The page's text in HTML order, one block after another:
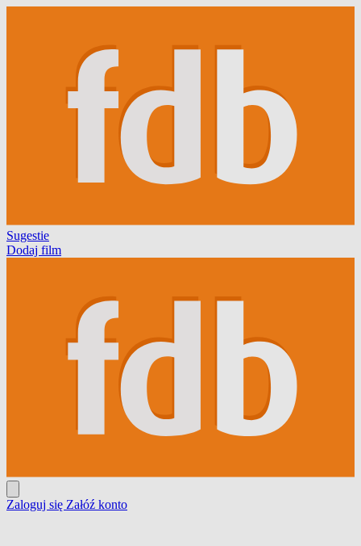
Sugestie
Dodaj film
Zaloguj się Załóź konto